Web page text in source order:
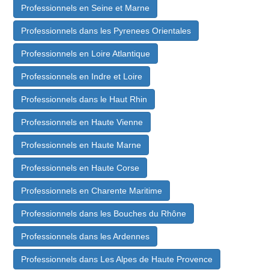
Professionnels en Seine et Marne
Professionnels dans les Pyrenees Orientales
Professionnels en Loire Atlantique
Professionnels en Indre et Loire
Professionnels dans le Haut Rhin
Professionnels en Haute Vienne
Professionnels en Haute Marne
Professionnels en Haute Corse
Professionnels en Charente Maritime
Professionnels dans les Bouches du Rhône
Professionnels dans les Ardennes
Professionnels dans Les Alpes de Haute Provence